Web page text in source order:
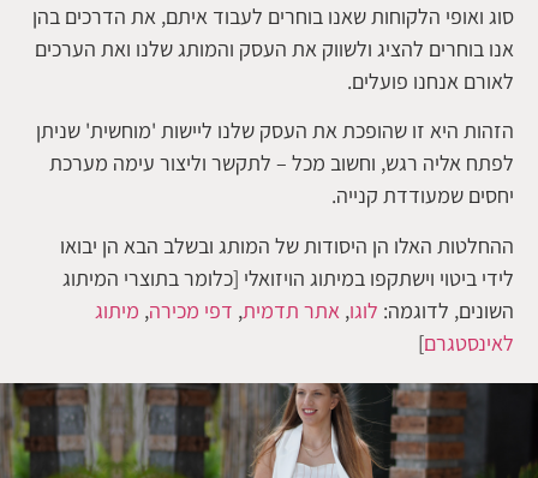
סוג ואופי הלקוחות שאנו בוחרים לעבוד איתם, את הדרכים בהן
אנו בוחרים להציג ולשווק את העסק והמותג שלנו ואת הערכים
לאורם אנחנו פועלים.
הזהות היא זו שהופכת את העסק שלנו ליישות 'מוחשית' שניתן
לפתח אליה רגש, וחשוב מכל – לתקשר וליצור עימה מערכת
יחסים שמעודדת קנייה.
ההחלטות האלו הן היסודות של המותג ובשלב הבא הן יבואו
לידי ביטוי וישתקפו במיתוג הויזואלי [כלומר בתוצרי המיתוג
השונים, לדוגמה: לוגו, אתר תדמית, דפי מכירה, מיתוג
לאינסטגרם]